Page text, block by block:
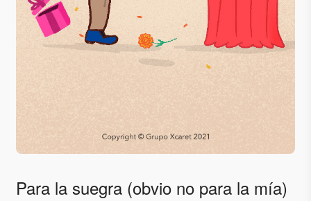
Para la suegra (obvio no para la mía)